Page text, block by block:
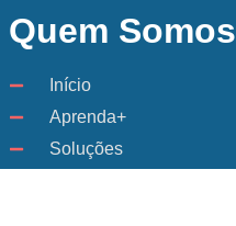
Quem Somos
Início
Aprenda+
Soluções